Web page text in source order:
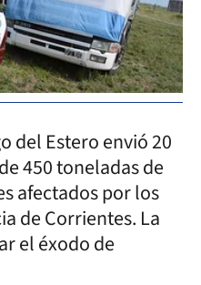
del Estero envió 20
450 toneladas de
afectados por los
de Corrientes. La
el éxodo de